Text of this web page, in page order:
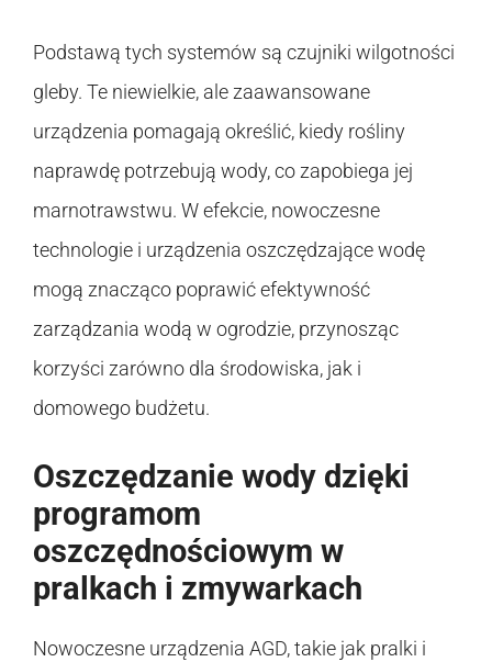
Podstawą tych systemów są czujniki wilgotności
gleby. Te niewielkie, ale zaawansowane
urządzenia pomagają określić, kiedy rośliny
naprawdę potrzebują wody, co zapobiega jej
marnotrawstwu. W efekcie, nowoczesne
technologie i urządzenia oszczędzające wodę
mogą znacząco poprawić efektywność
zarządzania wodą w ogrodzie, przynosząc
korzyści zarówno dla środowiska, jak i
domowego budżetu.
Oszczędzanie wody dzięki
programom
oszczędnościowym w
pralkach i zmywarkach
Nowoczesne urządzenia AGD, takie jak pralki i